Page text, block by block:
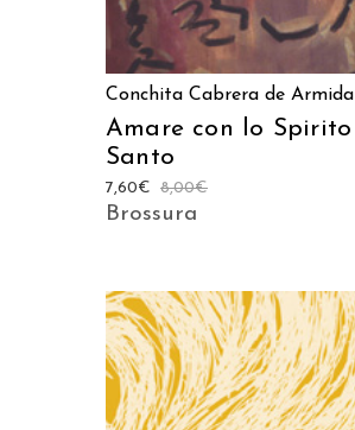
Conchita Cabrera de Armida
Amare con lo Spirito
Santo
8,00€
7,60€
Brossura